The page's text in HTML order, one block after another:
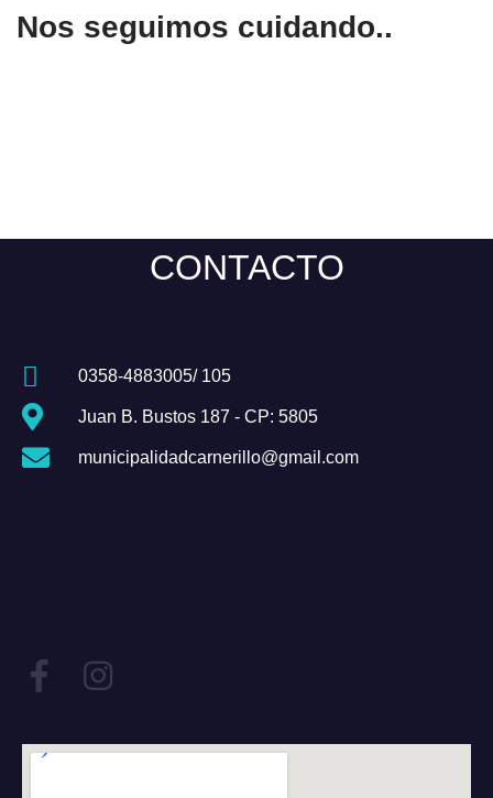
Nos seguimos cuidando..
CONTACTO
0358-4883005/ 105
Juan B. Bustos 187 - CP: 5805
municipalidadcarnerillo@gmail.com